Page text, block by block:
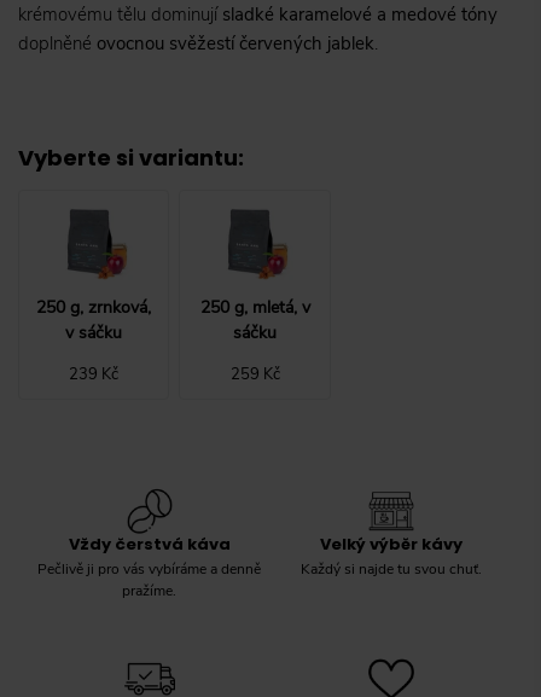
krémovému tělu dominují sladké karamelové a medové tóny
doplněné ovocnou svěžestí červených jablek.
Vyberte si variantu:
250 g, zrnková,
v sáčku
239 Kč
250 g, mletá, v
sáčku
259 Kč
Vždy čerstvá káva
Pečlivě ji pro vás vybíráme a denně
pražíme.
Velký výběr kávy
Každý si najde tu svou chuť.